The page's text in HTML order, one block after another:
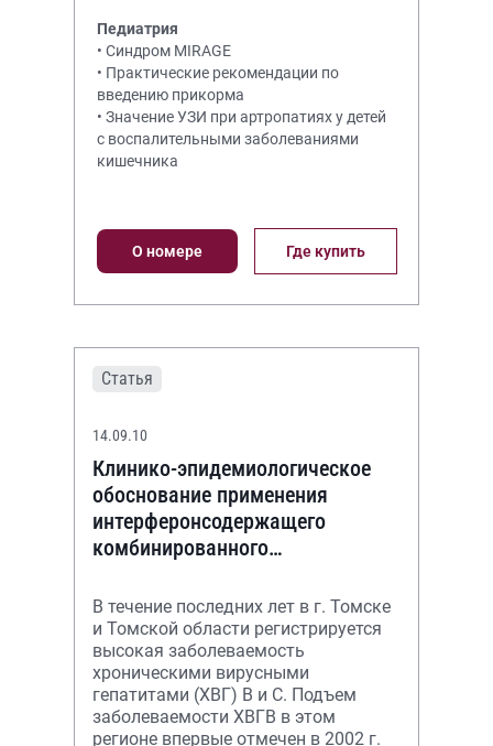
Педиатрия
• Синдром MIRAGE
• Практические рекомендации по
введению прикорма
• Значение УЗИ при артропатиях у детей
с воспалительными заболеваниями
кишечника
О номере Где купить
Статья
14.09.10
Клинико-эпидемиологическое
обоснование применения
интерферонсодержащего
комбинированного
препарата для профилактики
вертикальной
В течение последних лет в г. Томске
и Томской области регистрируется
высокая заболеваемость
хроническими вирусными
гепатитами (ХВГ) В и С. Подъем
заболеваемости ХВГВ в этом
регионе впервые отмечен в 2002 г.